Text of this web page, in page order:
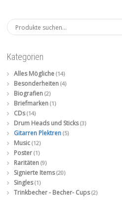
Kategorien
Alles Mögliche (14)
Besonderheiten (4)
Biografien (2)
Briefmarken (1)
CDs (14)
Drum Heads und Sticks (3)
Gitarren Plektren (5)
Music (12)
Poster (1)
Raritäten (9)
Signierte Items (20)
Singles (1)
Trinkbecher - Becher- Cups (2)